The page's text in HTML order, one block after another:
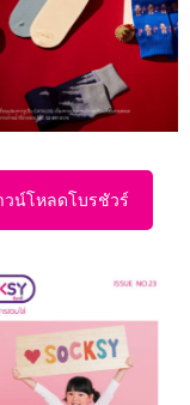
วน์โหลดโบรชัวร์